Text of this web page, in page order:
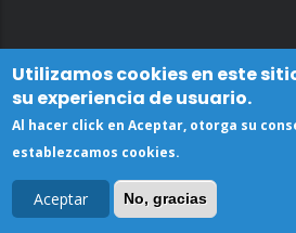
Utilizamos cookies en este
su experiencia de usuario.
Al hacer click en Aceptar, otorga su
establezcamos cookies.
Aceptar No, gracias